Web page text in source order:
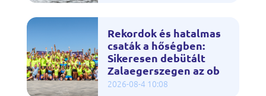
Rekordok és hatalmas
csaták a hőségben:
Sikeresen debütált
Zalaegerszegen az ob
2026-08-4 10:08